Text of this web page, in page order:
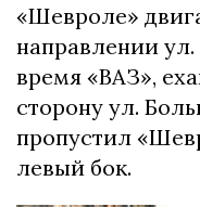
«Шевроле»
направлении
время «ВАЗ»,
сторону ул.
пропустил
левый бок. ​